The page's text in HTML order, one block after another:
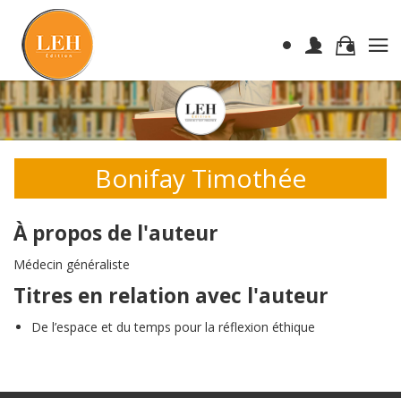
Bonifay Timothée
À propos de l'auteur
Médecin généraliste
Titres en relation avec l'auteur
De l’espace et du temps pour la réflexion éthique